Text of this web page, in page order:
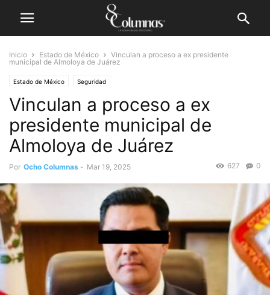
Inicio Estado de México
Vinculan a proceso a ex presidente
municipal de Almoloya de Juárez
Estado de México Seguridad
Vinculan a proceso a ex
presidente municipal de
Almoloya de Juárez
Por Ocho Columnas - Mar 19, 2025 0
627